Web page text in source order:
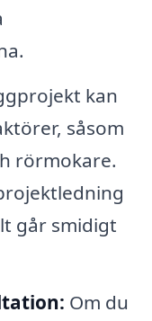
kan
såsom
rörmokare.
går smidigt
Om du